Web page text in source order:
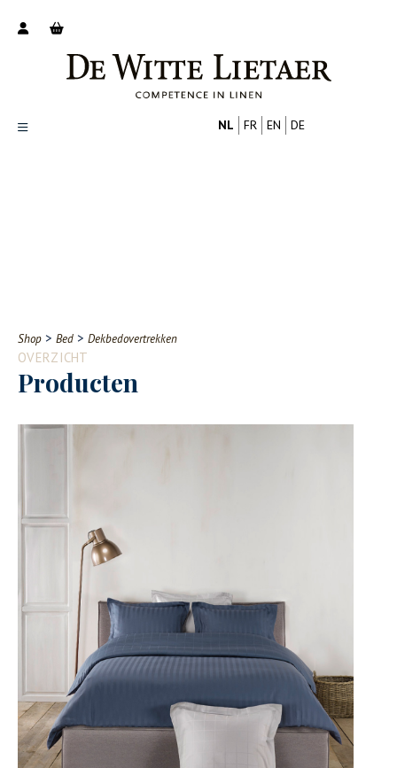
Contact
NL FR EN DE
Shop > Bed > Dekbedovertrekken
OVERZICHT
Producten